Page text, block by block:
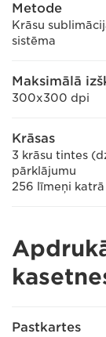
Metode
Krāsu
sistēma
Maksimālā
300x300 dpi
Krāsas
3 krāsu tintes
pārklājumu
256 līmeņi
Pastkartes